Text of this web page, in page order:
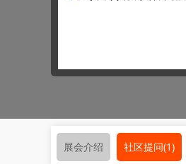
展会介绍 社区提问(1)